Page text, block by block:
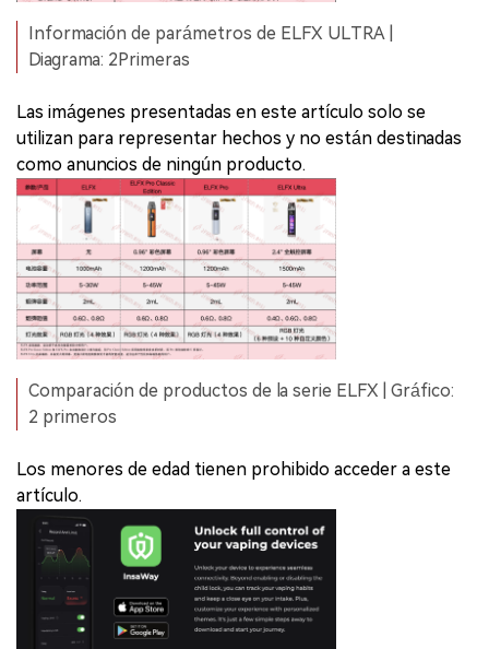
Información de parámetros de ELFX ULTRA |
Diagrama: 2Primeras
Las imágenes presentadas en este artículo solo se
utilizan para representar hechos y no están destinadas
como anuncios de ningún producto.
Comparación de productos de la serie ELFX | Gráfico:
2 primeros
Los menores de edad tienen prohibido acceder a este
artículo.